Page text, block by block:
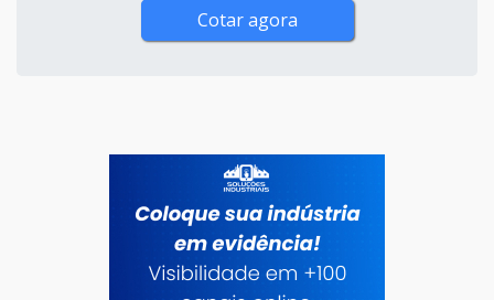
Cotar agora